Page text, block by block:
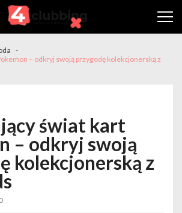
– odkryj swoją przygodę kolekcjonerską z
świat kart
– odkryj swoją
kolekcjonerską z
0